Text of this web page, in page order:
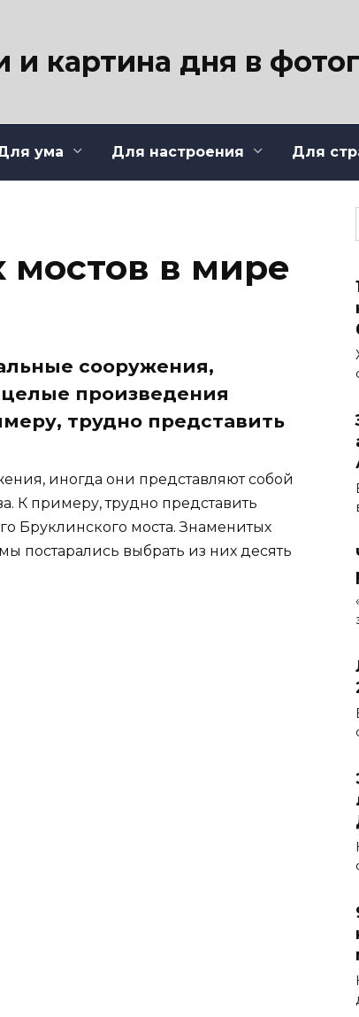
и картина дня в
ума Для настроения Для
мостов в мире
сооружения,
произведения
трудно представить
иногда они представляют собой
К примеру, трудно представить
Бруклинского моста. Знаменитых
постарались выбрать из них десять